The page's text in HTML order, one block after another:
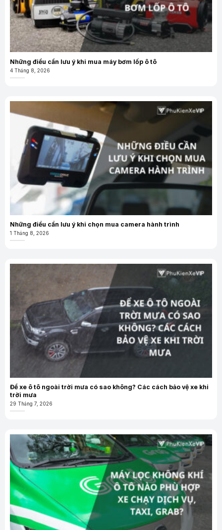
Những điều cần lưu ý khi mua máy bơm lốp ô tô
4 Tháng 8, 2026
Những điều cần lưu ý khi chọn mua camera hành trình
1 Tháng 8, 2026
Để xe ô tô ngoài trời mưa có sao không? Các cách bảo vệ xe khi
trời mưa
29 Tháng 7, 2026